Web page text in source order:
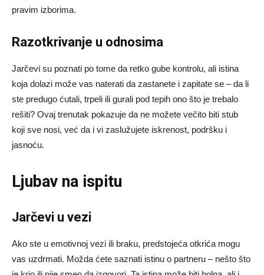
pravim izborima.
Razotkrivanje u odnosima
Jarčevi su poznati po tome da retko gube kontrolu, ali istina
koja dolazi može vas naterati da zastanete i zapitate se – da li
ste predugo ćutali, trpeli ili gurali pod tepih ono što je trebalo
rešiti? Ovaj trenutak pokazuje da ne možete večito biti stub
koji sve nosi, već da i vi zaslužujete iskrenost, podršku i
jasnoću.
Ljubav na ispitu
Jarčevi u vezi
Ako ste u emotivnoj vezi ili braku, predstojeća otkrića mogu
vas uzdrmati. Možda ćete saznati istinu o partneru – nešto što